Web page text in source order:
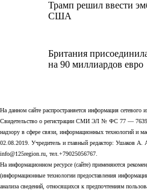
Трамп решил ввести
США
Британия
на 90 миллиардов евро
На данном сайте распространяется информация сетевого
Свидетельство о регистрации СМИ ЭЛ № ФС 77 —
надзору в сфере связи, информационных технологий и
02.08.2019. Учредитель и главный редактор: Ушаков А.
info@125region.ru, тел.+79025056767.
На информационном ресурсе (сайте) применяются
(информационные технологии предоставления
анализа сведений, относящихся к предпочтениям